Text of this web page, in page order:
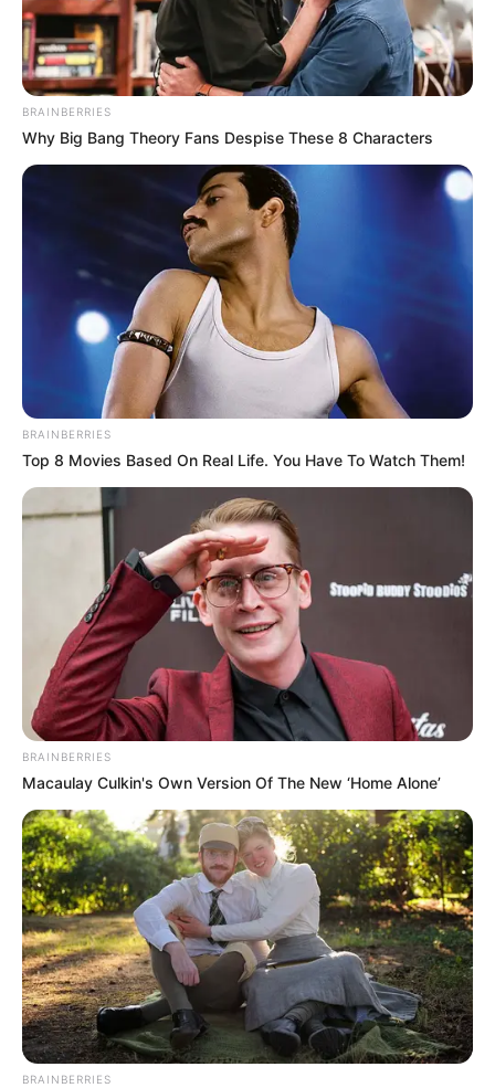
Posted
Önkezével vetett véget
életének! David Hasselhoff
megható búcsúja
Szerző • May 2, 2025
A világ lélegzete elakadt a szörnyű hír hallatán: A
62 éves színészt saját lánya, Hayley Hasselhoff
találta meg mozdulatlanul – a hollywoodi ház,
BRAINBERRIES
Why Big Bang Theory Fans Despise These 8 Characters
BRAINBERRIES
Top 8 Movies Based On Real Life. You Have To Watch Them!
BRAINBERRIES
Macaulay Culkin's Own Version Of The New ‘Home Alone’
BRAINBERRIES